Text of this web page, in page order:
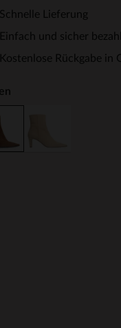
Schnelle Lieferung
Einfach und sicher
Kostenlose Rückgabe in